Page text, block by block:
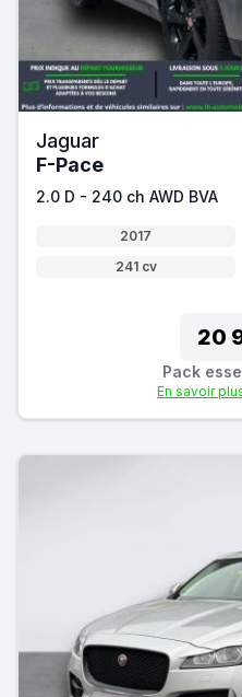
Jaguar
F-Pace
2.0 D - 240 ch AWD BVA
2017
241 cv
20
Pack
En savoir